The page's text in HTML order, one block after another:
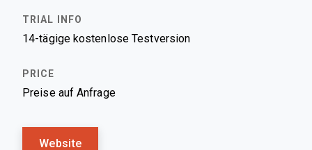
14-tägige kostenlose Testversion
Preise auf Anfrage
Website